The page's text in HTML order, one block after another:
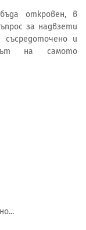
откровен, в
за надвзети
и
на самото